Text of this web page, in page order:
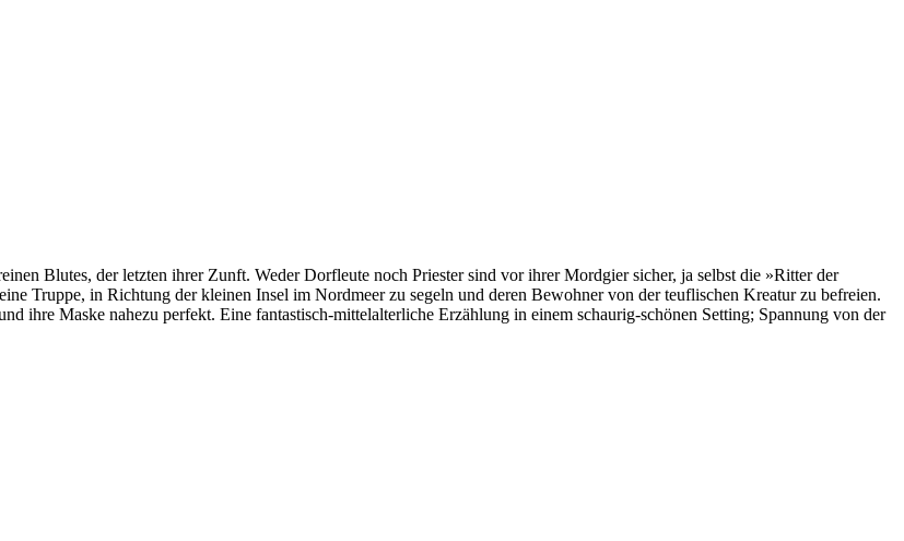
Blutes, der letzten ihrer Zunft. Weder Dorfleute noch Priester sind vor ihrer Mordgier sicher, ja selbst die »Ritter der
Truppe, in Richtung der kleinen Insel im Nordmeer zu segeln und deren Bewohner von der teuflischen Kreatur zu befreien.
ihre Maske nahezu perfekt. Eine fantastisch-mittelalterliche Erzählung in einem schaurig-schönen Setting; Spannung von der